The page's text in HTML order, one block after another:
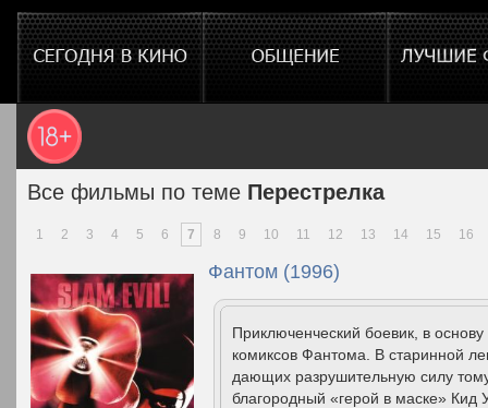
Все фильмы по теме Перестрелка
1 2 3 4 5 6 7 8 9 10 11 12 13 14 15 16
Фантом (1996)
Приключенческий боевик, в
комиксов Фантома. В старинной
дающих разрушительную силу
благородный «герой в маске» Кид